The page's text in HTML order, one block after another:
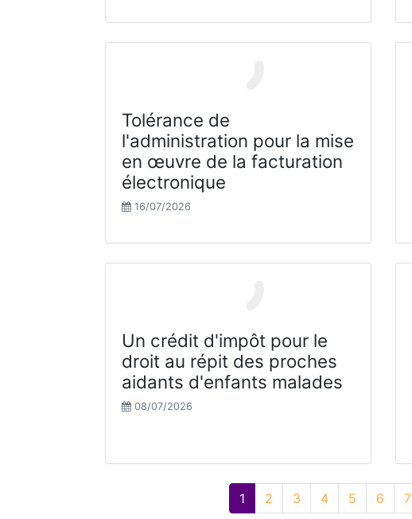
Tolérance de
l'administration pour la mise
en œuvre de la facturation
électronique
16/07/2026
Un crédit d'impôt pour le
droit au répit des proches
aidants d'enfants malades
08/07/2026
1 2 3 4 5 6 7